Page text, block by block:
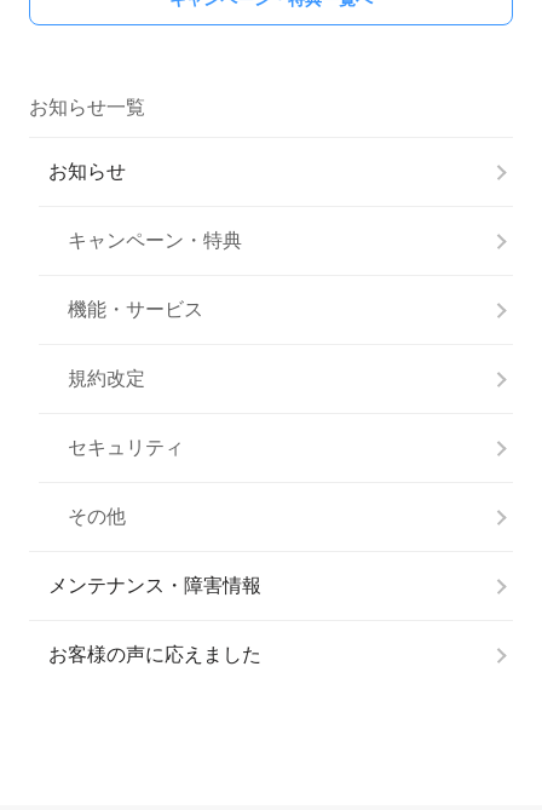
お知らせ一覧
お知らせ
キャンペーン・特典
機能・サービス
規約改定
セキュリティ
その他
メンテナンス・障害情報
お客様の声に応えました